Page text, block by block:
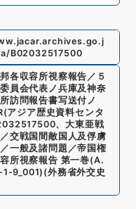
B02032517500
各収容所視察報告／５
員会代表ノ兵庫及神奈
訪問報告書写送付ノ
アジア歴史資料センタ
、大東亜戦
交戦国間敵国人及俘虜
一般及諸問題／帝国権
所視察報告 第一巻(A.
9_001) (外務省外交史